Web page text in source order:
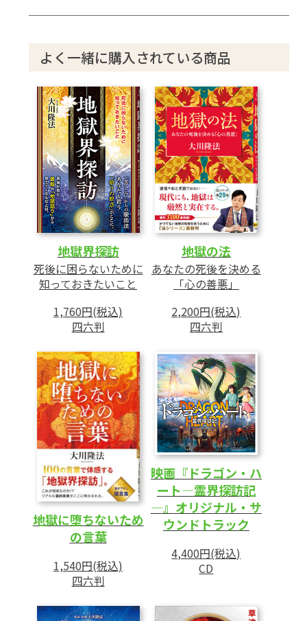
よく一緒に購入されている商品
地獄界探訪
死後に困らないために
知っておきたいこと
1,760円(税込)
四六判
地獄の法
あなたの死後を決める
「心の善悪」
2,200円(税込)
四六判
地獄に堕ちないため
の言葉
1,540円(税込)
四六判
映画『ドラゴン・ハ
ート―霊界探訪記
―』オリジナル・サ
ウンドトラック
4,400円(税込)
CD